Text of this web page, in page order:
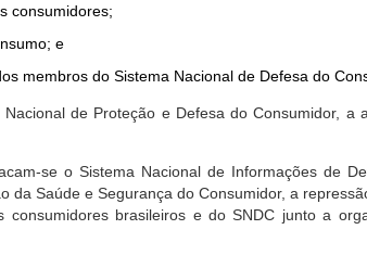
consumidores;
e
membros do Sistema Nacional de Defesa do
de Proteção e Defesa do Consumidor,
se o Sistema Nacional de Informações de
da Saúde e Segurança do Consumidor, a
brasileiros e do SNDC junto a